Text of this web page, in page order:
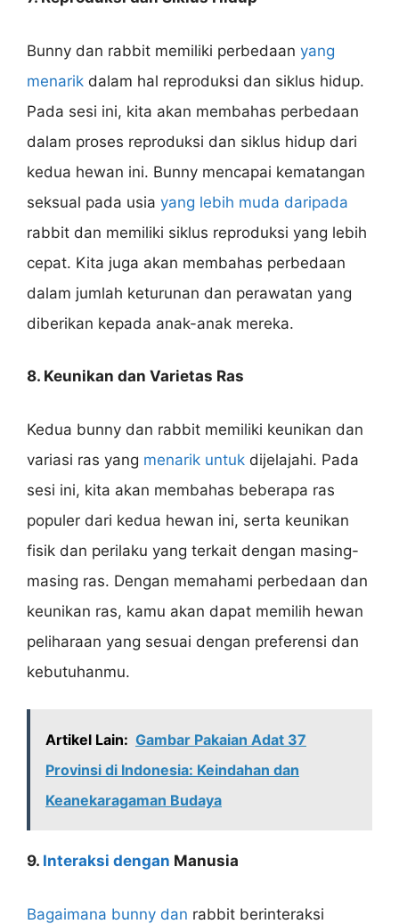
Bunny dan rabbit memiliki perbedaan yang
menarik dalam hal reproduksi dan siklus hidup.
Pada sesi ini, kita akan membahas perbedaan
dalam proses reproduksi dan siklus hidup dari
kedua hewan ini. Bunny mencapai kematangan
seksual pada usia yang lebih muda daripada
rabbit dan memiliki siklus reproduksi yang lebih
cepat. Kita juga akan membahas perbedaan
dalam jumlah keturunan dan perawatan yang
diberikan kepada anak-anak mereka.
8. Keunikan dan Varietas Ras
Kedua bunny dan rabbit memiliki keunikan dan
variasi ras yang menarik untuk dijelajahi. Pada
sesi ini, kita akan membahas beberapa ras
populer dari kedua hewan ini, serta keunikan
fisik dan perilaku yang terkait dengan masing-
masing ras. Dengan memahami perbedaan dan
keunikan ras, kamu akan dapat memilih hewan
peliharaan yang sesuai dengan preferensi dan
kebutuhanmu.
Artikel Lain: Gambar Pakaian Adat 37
Provinsi di Indonesia: Keindahan dan
Keanekaragaman Budaya
9. Interaksi dengan Manusia
Bagaimana bunny dan rabbit berinteraksi